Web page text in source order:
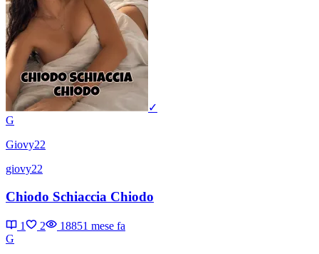
✓
G
Giovy22
giovy22
Chiodo Schiaccia Chiodo
1 2 18851 mese fa
G